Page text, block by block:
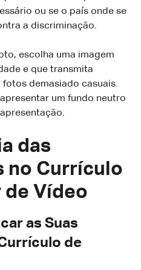
ou se o país onde se
a discriminação.
escolha uma imagem
e que transmita
demasiado casuais.
um fundo neutro
das
no Currículo
de Vídeo
as Suas
de